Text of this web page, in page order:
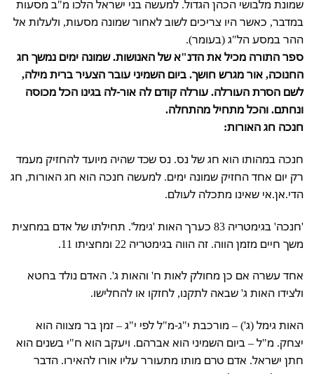
שמונת מלבושי הכהן הגדול. למעשה בני ישראל הלכו מ"ב מסעות
במדבר, כאשר היו צריכים לשוב לאחור שמונה מסעות, ולעלות אל
ההר במסע הל"ג (בעומר).
ספר התורה מכיל את הדנ"א של האנושות. שמונה ימים נמשך חג
החנוכה, אור מגרש חושך. ביום השמיני עובר הצעיר ברית מילה,
לשם הסרת העורלה. עורלה קודם לה אור-לה בגינו הכל מכוסה
ונחתם. והכל מתחיל מהתחלה.
חנכה חג האורות:
חנכה במהותו הוא חג של נס. נס שכד שהיה מיועד להחזיק מעמד
רק יום אחד החזיק שמונה ימים. למעשה חנכה הוא חג האורות, חג
הדי.אן.אי שאינו מתכלה לעולם.
'חנכה' בגימטריה 83 כערך האות 'גימל'. תחילתו של אדם במחצית
משך חיים מזמן הווה. זה הווה בגימטריה 22 ומחציתו 11.
אחד עשרה אם כן מחולק לאות ח' והאות ג'. האדם נולד בחטא
ולצידו האות ג' שבאה לתקנו, לחזקו או להחלישו.
האות גימל (ג') – מורכבת י"ג-מ"ל לפי י"ג – זמן בר מצווה הוא
יצחק. מ"ל – ביום השמיני הוא אברהם. ויעקב הוא ח"י בשנים הוא
חתן ישראל. אדם טרם מותו מתעורר עליו אורו להאירו. הדבר